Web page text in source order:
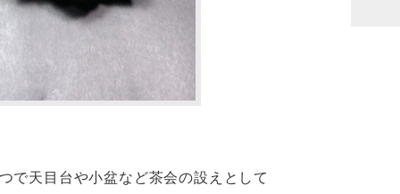
で天目台や小盆など茶会の設えとして